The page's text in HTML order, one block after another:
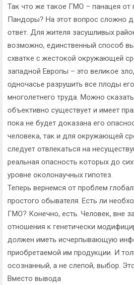
Так что же такое ГМО – панацея от
Пандоры? На этот вопрос сложно
ответ. Для жителя засушливых
возможно, единственный способ
схватке с жестокой окружающей
западной Европы – это великое
одночасье разрушить все плоды
многолетнего труда. Можно
объективно существует и имеет
пока не будет доказана его
человека, так и для окружающей
следует отвлекаться на
реальная опасность которых до
уровне околонаучных гипотез.
Теперь вернемся от проблем
простого обывателя. Есть ли
ГМО? Конечно, есть. Человек, вне
отношения к генетически
должен иметь исчерпывающую
приобретаемой им продукции. И
осознанный, а не слепой, выбор.
Вместо вывода